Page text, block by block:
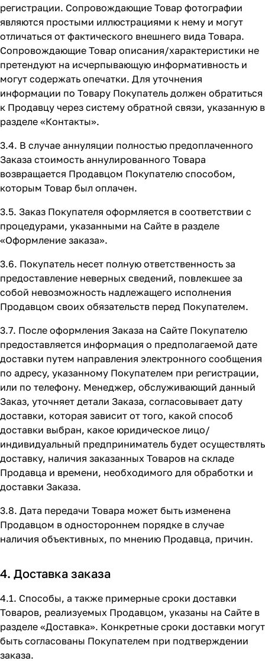
регистрации. Сопровождающие Товар фотографии
являются простыми иллюстрациями к нему и могут
отличаться от фактического внешнего вида Товара.
Сопровождающие Товар описания/характеристики не
претендуют на исчерпывающую информативность и
могут содержать опечатки. Для уточнения
информации по Товару Покупатель должен обратиться
к Продавцу через систему обратной связи, указанную в
разделе «Контакты».
3.4. В случае аннуляции полностью предоплаченного
Заказа стоимость аннулированного Товара
возвращается Продавцом Покупателю способом,
которым Товар был оплачен.
3.5. Заказ Покупателя оформляется в соответствии с
процедурами, указанными на Сайте в разделе
«Оформление заказа».
3.6. Покупатель несет полную ответственность за
предоставление неверных сведений, повлекшее за
собой невозможность надлежащего исполнения
Продавцом своих обязательств перед Покупателем.
3.7. После оформления Заказа на Сайте Покупателю
предоставляется информация о предполагаемой дате
доставки путем направления электронного сообщения
по адресу, указанному Покупателем при регистрации,
или по телефону. Менеджер, обслуживающий данный
Заказ, уточняет детали Заказа, согласовывает дату
доставки, которая зависит от того, какой способ
доставки выбран, какое юридическое лицо/
индивидуальный предприниматель будет осуществлять
доставку, наличия заказанных Товаров на складе
Продавца и времени, необходимого для обработки и
доставки Заказа.
3.8. Дата передачи Товара может быть изменена
Продавцом в одностороннем порядке в случае
наличия объективных, по мнению Продавца, причин.
4. Доставка заказа
4.1. Способы, а также примерные сроки доставки
Товаров, реализуемых Продавцом, указаны на Сайте в
разделе «Доставка». Конкретные сроки доставки могут
быть согласованы Покупателем при подтверждении
заказа.